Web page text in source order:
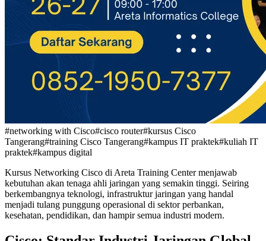
#networking with Cisco#cisco router#kursus Cisco
Tangerang#training Cisco Tangerang#kampus IT praktek#kuliah IT
praktek#kampus digital
Kursus Networking Cisco di Areta Training Center menjawab
kebutuhan akan tenaga ahli jaringan yang semakin tinggi. Seiring
berkembangnya teknologi, infrastruktur jaringan yang handal
menjadi tulang punggung operasional di sektor perbankan,
kesehatan, pendidikan, dan hampir semua industri modern.